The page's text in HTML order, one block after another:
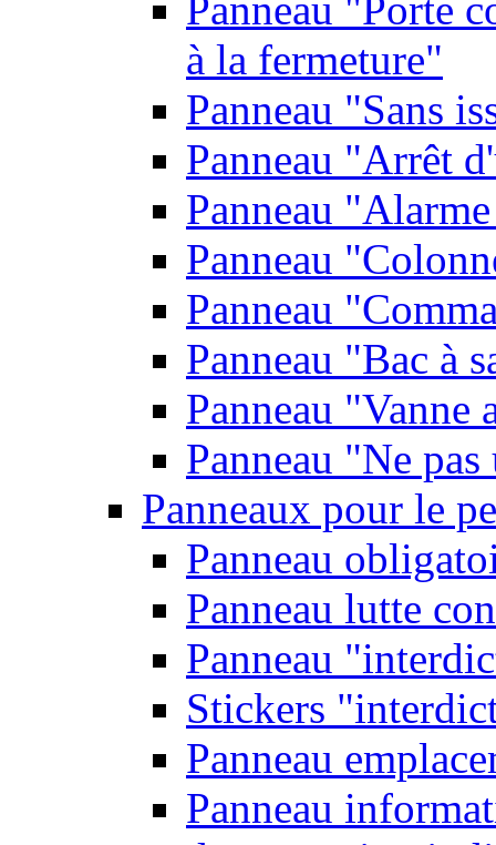
à la fermeture"
Panneau "Sans
Panneau "Arrêt
Panneau
Panneau
Panneau
Panneau "Bac à
Panneau "Vanne
Panneau "Ne
Panneaux pour le
Panneau
Panneau lutte
Panneau
Stickers
Panneau
Panneau